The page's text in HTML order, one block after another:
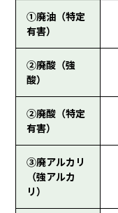
①廃油（特定
有害）
②廃酸（強
酸）
②廃酸（特定
有害）
③廃アルカリ
（強アルカ
リ）